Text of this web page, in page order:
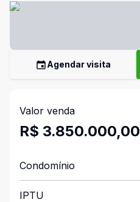
Agendar visita
Valor venda
R$ 3.850.000,00
Condomínio
IPTU